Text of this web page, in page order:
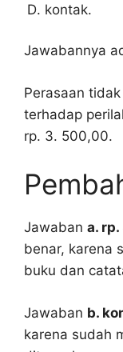
kontak.
Jawabannya
Perasaan
terhadap
rp. 3. 500,00.
Jawaban a.
benar, karena
buku dan
Jawaban b.
karena sudah